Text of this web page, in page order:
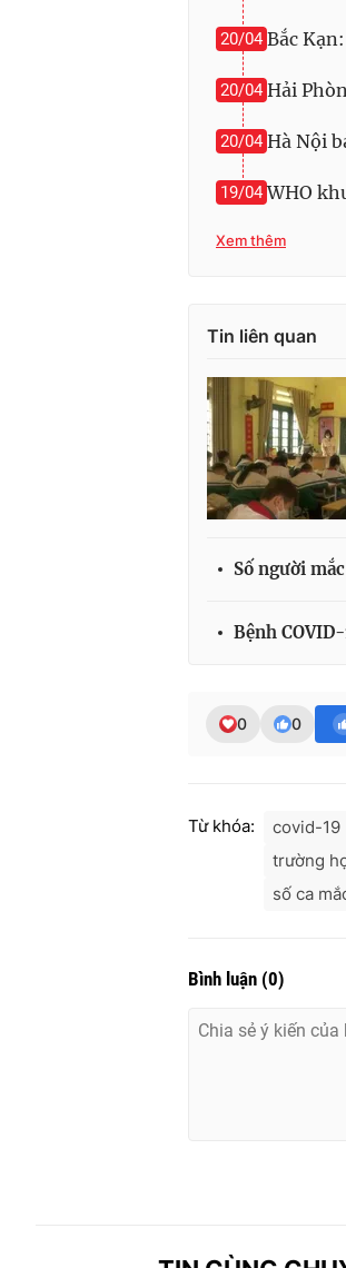
20/04 Bắc
20/04 Hải
20/04 Hà Nội
19/04 WHO
Xem thêm
Tin liên quan
Số người
Bệnh
0 0
Từ khóa: covid-19
trường
số ca
Bình luận (0)